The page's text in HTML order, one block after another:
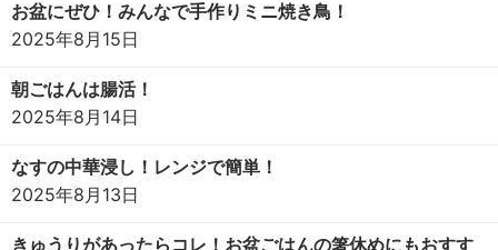
お盆にぜひ！みんなで手作りミニ焼き鳥！
2025年8月15日
朝ごはんは腸活！
2025年8月14日
なすの中華浸し！レンジで簡単！
2025年8月13日
きゅうりがあったらコレ！お盆ごはんの箸休めにもおすす